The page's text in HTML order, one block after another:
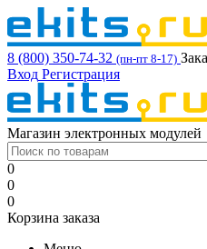
8 (800) 350-74-32 (пн-пт 8-17)
Вход Регистрация
Магазин электронных модулей
0
0
0
Корзина заказа